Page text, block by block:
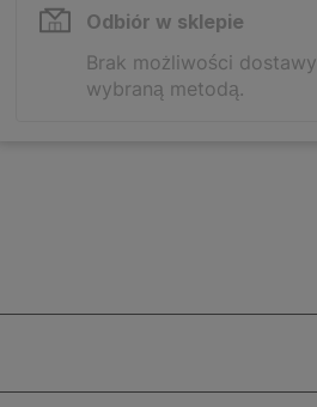
Odbiór w sklepie
Brak możliwości dostawy
wybraną metodą.